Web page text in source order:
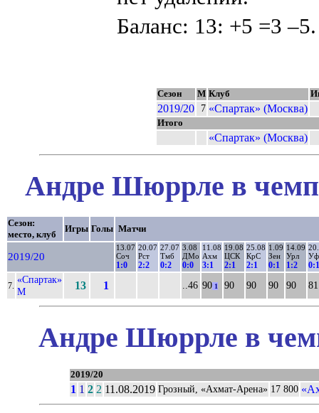
Баланс: 13: +5 =3 –5.
Сезон М Клуб
2019/20 7 «Спартак» (Москва)
Итого
«Спартак» (Москва)
Андре Шюррле в
Сезон:
место, клуб
Игры Голы Матчи
2019/20
13.07
Соч
1:0
20.07
Рст
2:2
27.07
Тмб
0:2
3.08
ДМо
0:0
11.08
Ахм
3:1
19.08
ЦСК
2:1
25.08
КрС
2:1
1.09
Зен
0:1
14.09
Урл
1:2 0:1
7.
«Спартак»
М
13 1 ..46 90 1 90 90 90 90
Андре Шюррле в
2019/20
1 1 2 2 11.08.2019 Грозный, «Ахмат-Арена» 17 800